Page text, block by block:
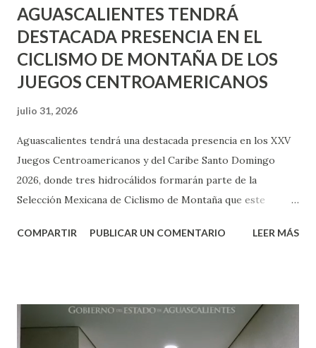
AGUASCALIENTES TENDRÁ
DESTACADA PRESENCIA EN EL
CICLISMO DE MONTAÑA DE LOS
JUEGOS CENTROAMERICANOS
julio 31, 2026
Aguascalientes tendrá una destacada presencia en los XXV
Juegos Centroamericanos y del Caribe Santo Domingo
2026, donde tres hidrocálidos formarán parte de la
Selección Mexicana de Ciclismo de Montaña que este
los Caballeros, República Dominicana. El talento
encargado de la mecánica del equipo nacional, y Raúl
Hernández Romo, quien desempeña la función de Team
COMPARTIR PUBLICAR UN COMENTARIO LEER MÁS